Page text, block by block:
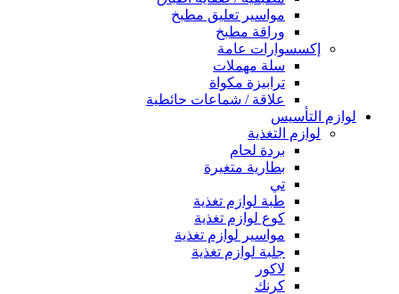
مواسير تعليق مطبخ
وراقة مطبخ
إكسسوارات عامة
سلة مهملات
ترابيزة مكواة
علاقة / شماعات حائطية
لوازم التأسيس
لوازم التغذية
بردة لحام
بطارية متغيرة
تي
طبة لوازم تغذية
كوع لوازم تغذية
مواسير لوازم تغذية
جلبة لوازم تغذية
لاكور
كرنك